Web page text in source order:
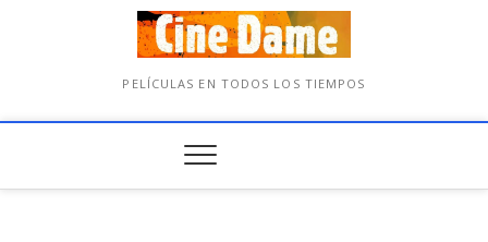
PELÍCULAS EN TODOS LOS TIEMPOS